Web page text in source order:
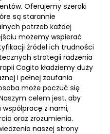
Oferujemy szeroki
są starannie
potrzeb każdej
możemy wspierać
źródeł ich trudności
strategii radzenia
Cogito kładziemy duży
i pełnej zaufania
może poczuć się
celem jest, aby
z nami,
oraz zrozumienia.
naszej strony